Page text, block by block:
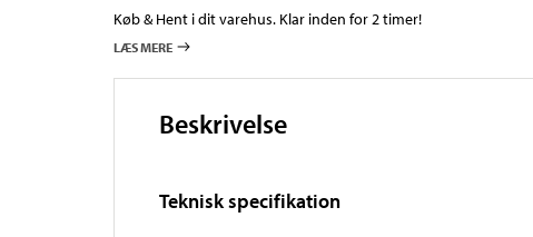
Køb & Hent i dit varehus. Klar inden for 2 timer!
LÆS MERE
Beskrivelse
Teknisk specifikation